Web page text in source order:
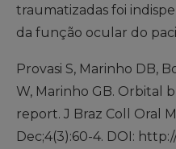
traumatizadas foi
da função ocular do
Provasi S, Marinho DB,
W, Marinho GB. Orbital
report. J Braz Coll Oral
Dec;4(3):60-4. DOI: